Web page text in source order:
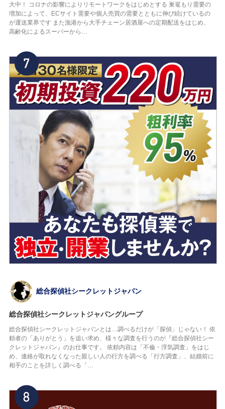
大中！ コロナの影響によりリモートワークをはじめとする 巣篭もり需要の
増加によって、ECサイト需要や個人売買の需要とともに伸び続けているの
が運送業界です また漁港から大手チェーン居酒屋への定期配送をはじめ、
高齢化によるスーパーから…
総合探偵社シークレットジャパン
総合探偵社シークレットジャパングループ
総合探偵社シークレットジャパンとは…調べるだけが「探偵」じゃない！ 依
頼者の「ありがとう」を追い求め、様々な調査を行うのが『総合探偵社シー
クレットジャパン』のお仕事です。 依頼内容は「不倫・浮気調査」をはじ
め、連絡が取れなくなった親しい人の行方を調べる「行方調査」、結婚前に
相手のことを詳しく調べる「…